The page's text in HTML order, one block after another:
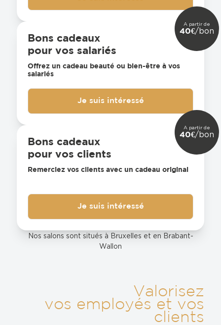
A partir de
40€/bon
Bons cadeaux
pour vos salariés
Offrez un cadeau beauté ou bien-être à vos
salariés
Je suis intéressé
A partir de
40€/bon
Bons cadeaux
pour vos clients
Remerciez vos clients avec un cadeau original
Je suis intéressé
Nos salons sont situés à Bruxelles et en Brabant-
Wallon
Valorisez
vos employés et vos
clients